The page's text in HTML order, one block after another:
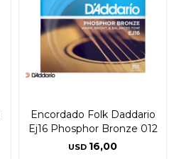
Encordado Folk Daddario
Ej16 Phosphor Bronze 012
USD 16,00